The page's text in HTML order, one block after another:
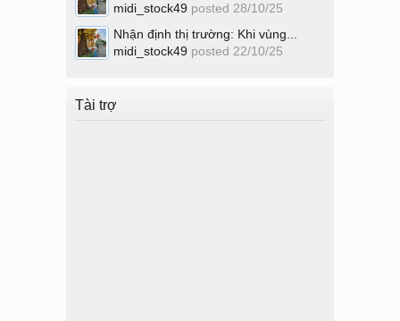
midi_stock49 posted 28/10/25
Nhận định thị trường: Khi vùng...
midi_stock49 posted 22/10/25
Tài trợ